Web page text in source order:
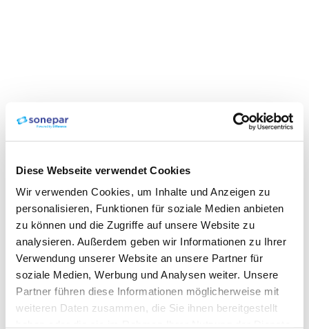
Diese Webseite verwendet Cookies
Wir verwenden Cookies, um Inhalte und Anzeigen zu
personalisieren, Funktionen für soziale Medien anbieten
zu können und die Zugriffe auf unsere Website zu
analysieren. Außerdem geben wir Informationen zu Ihrer
Verwendung unserer Website an unsere Partner für
soziale Medien, Werbung und Analysen weiter. Unsere
Partner führen diese Informationen möglicherweise mit
weiteren Daten zusammen, die Sie ihnen bereitgestellt